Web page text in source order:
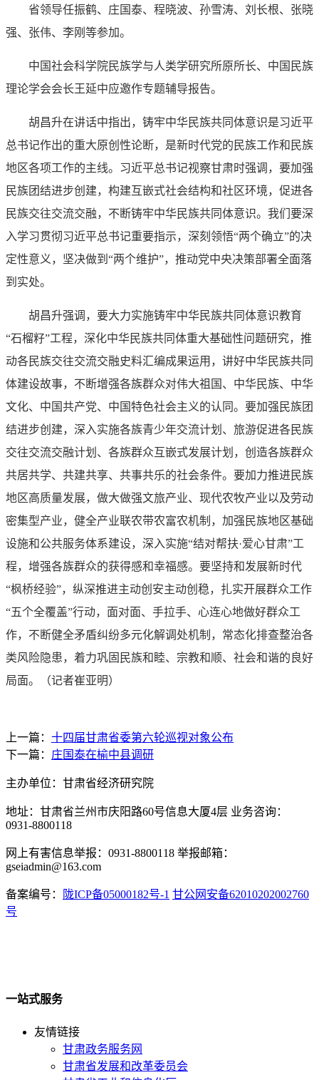
省领导任振鹤、庄国泰、程晓波、孙雪涛、刘长根、张晓
强、张伟、李刚等参加。
中国社会科学院民族学与人类学研究所原所长、中国民族
理论学会会长王延中应邀作专题辅导报告。
胡昌升在讲话中指出，铸牢中华民族共同体意识是习近平
总书记作出的重大原创性论断，是新时代党的民族工作和民族
地区各项工作的主线。习近平总书记视察甘肃时强调，要加强
民族团结进步创建，构建互嵌式社会结构和社区环境，促进各
民族交往交流交融，不断铸牢中华民族共同体意识。我们要深
入学习贯彻习近平总书记重要指示，深刻领悟“两个确立”的决
定性意义，坚决做到“两个维护”，推动党中央决策部署全面落
到实处。
胡昌升强调，要大力实施铸牢中华民族共同体意识教育
“石榴籽”工程，深化中华民族共同体重大基础性问题研究，推
动各民族交往交流交融史料汇编成果运用，讲好中华民族共同
体建设故事，不断增强各族群众对伟大祖国、中华民族、中华
文化、中国共产党、中国特色社会主义的认同。要加强民族团
结进步创建，深入实施各族青少年交流计划、旅游促进各民族
交往交流交融计划、各族群众互嵌式发展计划，创造各族群众
共居共学、共建共享、共事共乐的社会条件。要加力推进民族
地区高质量发展，做大做强文旅产业、现代农牧产业以及劳动
密集型产业，健全产业联农带农富农机制，加强民族地区基础
设施和公共服务体系建设，深入实施“结对帮扶·爱心甘肃”工
程，增强各族群众的获得感和幸福感。要坚持和发展新时代
“枫桥经验”，纵深推进主动创安主动创稳，扎实开展群众工作
“五个全覆盖”行动，面对面、手拉手、心连心地做好群众工
作，不断健全矛盾纠纷多元化解调处机制，常态化排查整治各
类风险隐患，着力巩固民族和睦、宗教和顺、社会和谐的良好
局面。（记者崔亚明）
上一篇： 十四届甘肃省委第六轮巡视对象公布
下一篇： 庄国泰在榆中县调研
主办单位：甘肃省经济研究院
地址：甘肃省兰州市庆阳路60号信息大厦4层 业务咨询：
0931-8800118
网上有害信息举报：0931-8800118 举报邮箱：
gseiadmin@163.com
备案编号： 陇ICP备05000182号-1 甘公网安备62010202002760
号
一站式服务
友情链接
甘肃政务服务网
甘肃省发展和改革委员会